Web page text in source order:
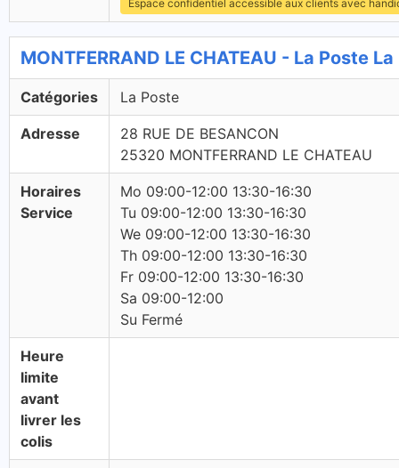
Espace confidentiel accessible aux clients avec
MONTFERRAND LE CHATEAU - La Poste
Catégories La Poste
Adresse
28 RUE DE BESANCON
25320 MONTFERRAND LE CHATEAU
Horaires
Service
Mo 09:00-12:00 13:30-16:30
Tu 09:00-12:00 13:30-16:30
We 09:00-12:00 13:30-16:30
Th 09:00-12:00 13:30-16:30
Fr 09:00-12:00 13:30-16:30
Sa 09:00-12:00
Su Fermé
Heure
limite
avant
livrer les
colis